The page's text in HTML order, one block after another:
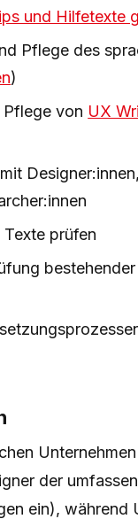
und Hilfetexte
Pflege des
)
von UX
prüfen
der
ein), während